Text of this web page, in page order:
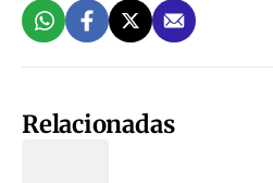
Relacionadas